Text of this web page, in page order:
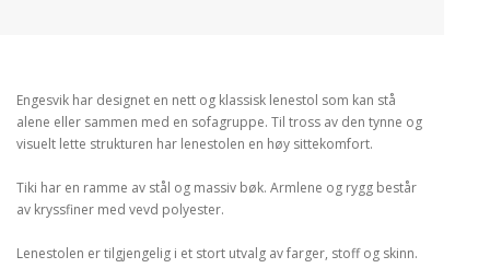
Engesvik har designet en nett og klassisk lenestol som kan stå
alene eller sammen med en sofagruppe. Til tross av den tynne og
visuelt lette strukturen har lenestolen en høy sittekomfort.
Tiki har en ramme av stål og massiv bøk. Armlene og rygg består
av kryssfiner med vevd polyester.
Lenestolen er tilgjengelig i et stort utvalg av farger, stoff og skinn.